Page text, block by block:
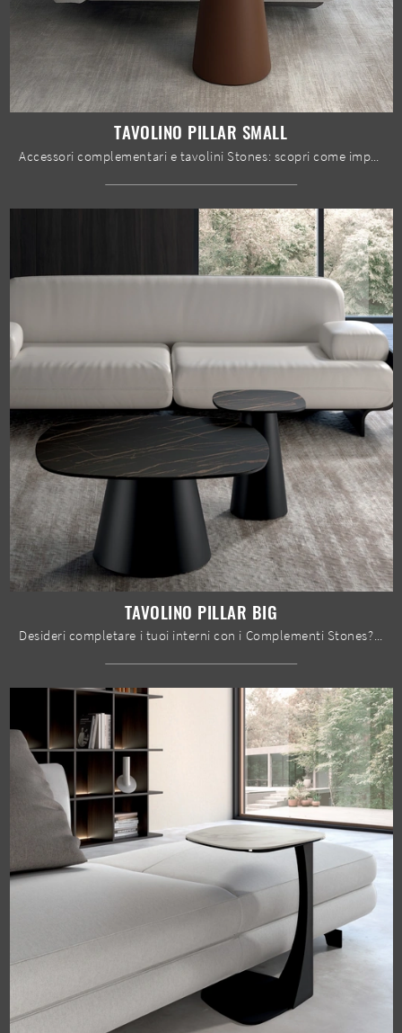
TAVOLINO PILLAR SMALL
TAVOLINO PILLAR BIG
Desideri completare i tuoi interni con i Complementi Stones? Ti presentiamo differenti modelli di tavolini in ceramica come Tavolino Pillar Big.